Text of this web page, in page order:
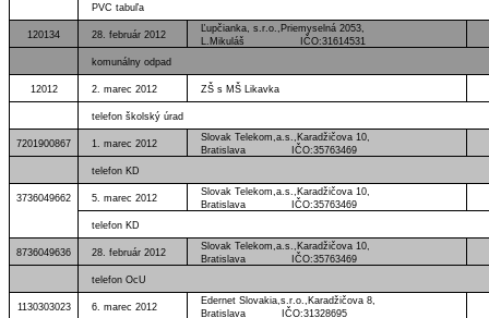
PVC tabuľa
120134 28. február 2012
Ľupčianka, s.r.o.,Priemyselná 2053,
L.Mikuláš IČO:31614531
komunálny odpad
12012 2. marec 2012 ZŠ s MŠ Likavka
telefon školský úrad
7201900867 1. marec 2012
Slovak Telekom,a.s.,Karadžičova 10,
Bratislava IČO:35763469
telefon KD
3736049662 5. marec 2012
Slovak Telekom,a.s.,Karadžičova 10,
Bratislava IČO:35763469
telefon KD
8736049636 28. február 2012
Slovak Telekom,a.s.,Karadžičova 10,
Bratislava IČO:35763469
telefon OcU
1130303023 6. marec 2012
Edernet Slovakia,s.r.o.,Karadžičova 8,
Bratislava IČO:31328695